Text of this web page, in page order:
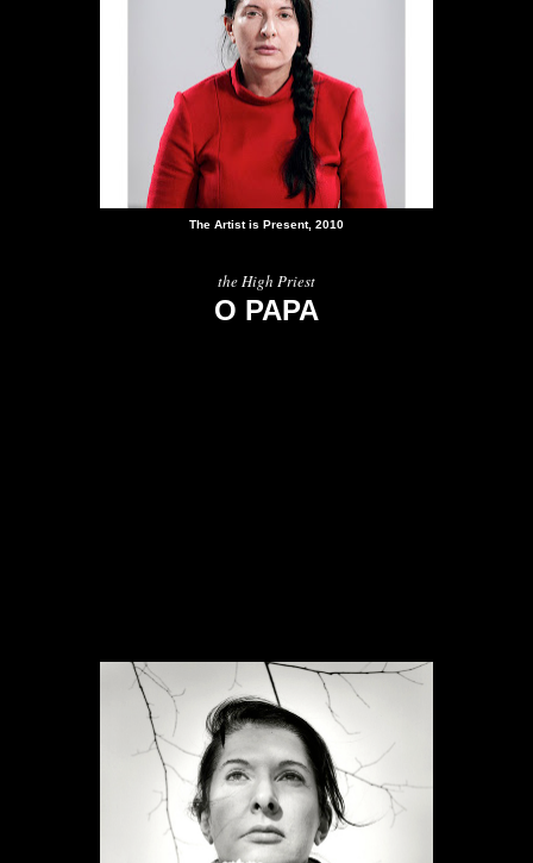
The Artist is Present, 2010
the High Priest
O PAPA